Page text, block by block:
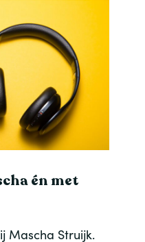
én met
Mascha Struijk.